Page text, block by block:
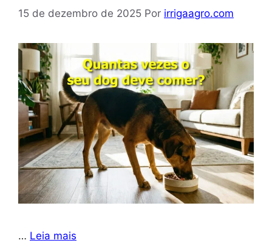
15 de dezembro de 2025 Por irrigaagro.com
… Leia mais